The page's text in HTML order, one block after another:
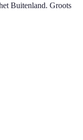
Buitenland. Groots